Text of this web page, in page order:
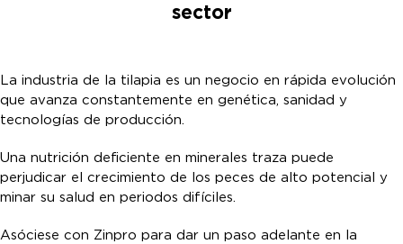
sector
La industria de la tilapia es un negocio en rápida evolución
que avanza constantemente en genética, sanidad y
tecnologías de producción.
Una nutrición deficiente en minerales traza puede
perjudicar el crecimiento de los peces de alto potencial y
minar su salud en periodos difíciles.
Asóciese con Zinpro para dar un paso adelante en la